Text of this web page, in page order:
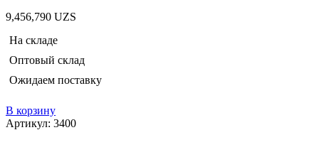
9,456,790 UZS
На складе
Оптовый склад
Ожидаем поставку
В корзину
Артикул: 3400